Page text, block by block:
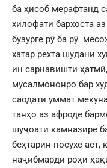
ба ҳисоб мерафтанд
хилофати бархоста
бузурге рӯ ба рӯ
хатар рехта шудани
ин сарнавишти
мусалмононро бар
саодати уммат
танҳо аз афроде
шуҷоати камназире
беҳтарин посухе аст,
наҷибмарди роҳи